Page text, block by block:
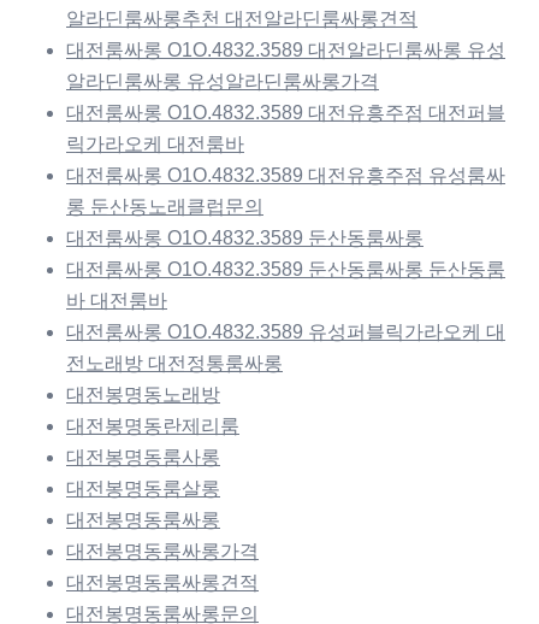
알라딘룸싸롱추천 대전알라딘룸싸롱견적
대전룸싸롱 O1O.4832.3589 대전알라딘룸싸롱 유성
알라딘룸싸롱 유성알라딘룸싸롱가격
대전룸싸롱 O1O.4832.3589 대전유흥주점 대전퍼블
릭가라오케 대전룸바
대전룸싸롱 O1O.4832.3589 대전유흥주점 유성룸싸
롱 둔산동노래클럽문의
대전룸싸롱 O1O.4832.3589 둔산동룸싸롱
대전룸싸롱 O1O.4832.3589 둔산동룸싸롱 둔산동룸
바 대전룸바
대전룸싸롱 O1O.4832.3589 유성퍼블릭가라오케 대
전노래방 대전정통룸싸롱
대전봉명동노래방
대전봉명동란제리룸
대전봉명동룸사롱
대전봉명동룸살롱
대전봉명동룸싸롱
대전봉명동룸싸롱가격
대전봉명동룸싸롱견적
대전봉명동룸싸롱문의